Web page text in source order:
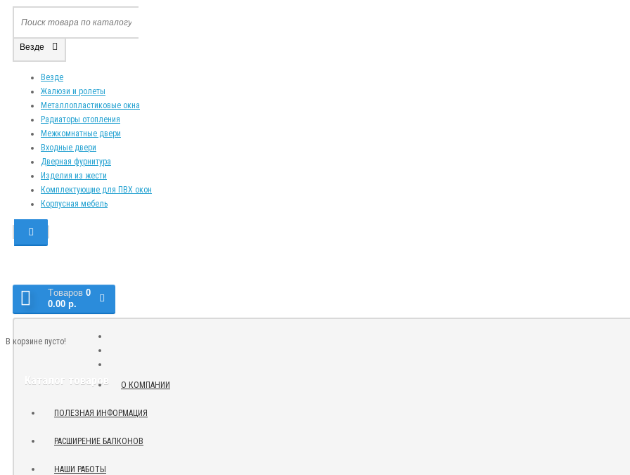
Везде
Везде
Жалюзи и ролеты
Металлопластиковые окна
Радиаторы отопления
Межкомнатные двери
Входные двери
Дверная фурнитура
Изделия из жести
Комплектующие для ПВХ окон
Корпусная мебель
Tоваров 0
0.00 р.
В корзине пусто!
Каталог товаров О КОМПАНИИ
ПОЛЕЗНАЯ ИНФОРМАЦИЯ
РАСШИРЕНИЕ БАЛКОНОВ
НАШИ РАБОТЫ